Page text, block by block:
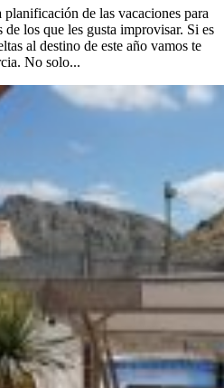
de las vacaciones para
los que les gusta improvisar. Si es
al destino de este año vamos te
No solo...